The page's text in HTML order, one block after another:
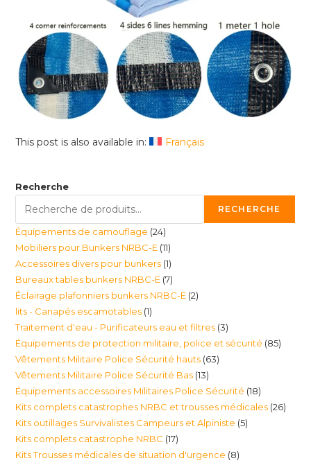
This post is also available in: Français
Recherche
RECHERCHE
Équipements de camouflage 2424
produits
Mobiliers pour Bunkers NRBC-E 1111
produits
Accessoires divers pour bunkers 11
produit
Bureaux tables bunkers NRBC-E 77
produits
Éclairage plafonniers bunkers NRBC-E 22
lits - Canapés escamotables 11
produit
Traitement d'eau - Purificateurs eau et filtres 33
produits
Équipements de protection militaire, police et sécurité 8585
Vêtements Militaire Police Sécurité hauts 6363
Vêtements Militaire Police Sécurité Bas 1313
produits
Équipements accessoires Militaires Police Sécurité 1818
produits
Kits complets catastrophes NRBC et trousses médicales 2626
Kits outillages Survivalistes Campeurs et Alpiniste 55
Kits complets catastrophe NRBC 1717
produits
Kits Trousses médicales de situation d'urgence 88